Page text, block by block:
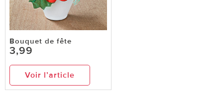
Bouquet de fête
3,99
Voir l’article